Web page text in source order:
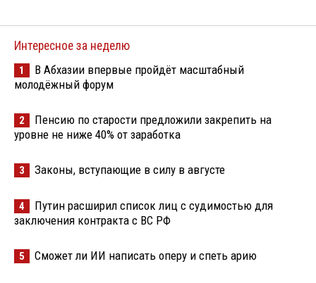
Интересное за неделю
1
В Абхазии впервые пройдёт масштабный
молодёжный форум
2
Пенсию по старости предложили закрепить на
уровне не ниже 40% от заработка
3 Законы, вступающие в силу в августе
4
Путин расширил список лиц с судимостью для
заключения контракта с ВС РФ
5 Сможет ли ИИ написать оперу и спеть арию